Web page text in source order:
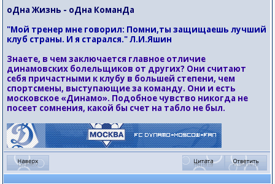
оДна Жизнь - оДна КоманДа
"Мой тренер мне говорил: Помни,ты защищаешь лучший
клуб страны. И я старался." Л.И.Яшин
Знаете, в чем заключается главное отличие
динамовских болельщиков от других? Они считают
себя причастными к клубу в большей степени, чем
спортсмены, выступающие за команду. Они и есть
московское «Динамо». Подобное чувство никогда не
посеет сомнения, какой бы счет на табло не был.